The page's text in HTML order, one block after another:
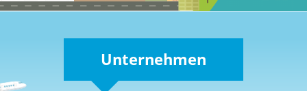
Unternehmen